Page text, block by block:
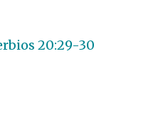
20:29-30